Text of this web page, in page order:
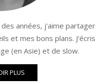
années, j'aime partager
et mes bons plans. J'écris
(en Asie) et de slow.
PLUS